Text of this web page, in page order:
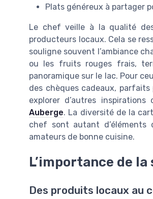
Plats généreux à partager
Le chef veille à la qualité
producteurs locaux. Cela se
souligne souvent l’ambiance
ou les fruits rouges frais,
panoramique sur le lac. Pour
des chèques cadeaux,
explorer d’autres
Auberge. La diversité de la
chef sont autant
amateurs de bonne cuisine.
L’importance de
Des produits locaux au